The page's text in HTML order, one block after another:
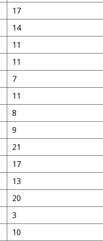
17
14
11
11
7
11
8
9
21
17
13
20
3
10